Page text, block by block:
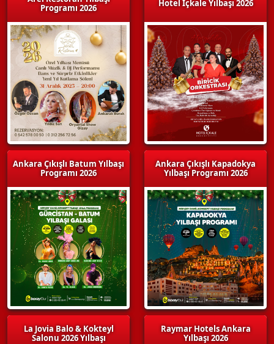
Programı 2026
Ankara Çıkışlı Batum Yılbaşı
Programı 2026
La Jovia Balo & Kokteyl
Salonu 2026 Yılbaşı
Hotel İçkale Yılbaşı 2026
Ankara Çıkışlı Kapadokya
Yılbaşı Programı 2026
Raymar Hotels Ankara
Yılbaşı 2026